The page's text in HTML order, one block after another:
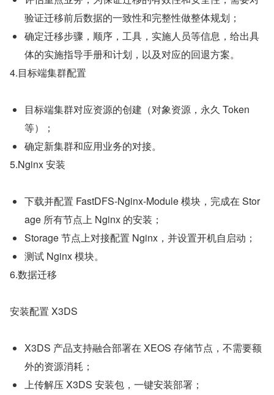
验证迁移前后数据的一致性和完整性做整体规划；
确定迁移步骤，顺序，工具，实施人员等信息，给出具
体的实施指导手册和计划，以及对应的回退方案。
4.目标端集群配置
目标端集群对应资源的创建（对象资源，永久 Token
等）；
确定新集群和应用业务的对接。
5.Nginx 安装
下载并配置 FastDFS-Nginx-Module 模块，完成在 Stor
age 所有节点上 Nginx 的安装；
Storage 节点上对接配置 Nginx，并设置开机自启动；
测试 Nginx 模块。
6.数据迁移
安装配置 X3DS
X3DS 产品支持融合部署在 XEOS 存储节点，不需要额
外的资源消耗；
上传解压 X3DS 安装包，一键安装部署；